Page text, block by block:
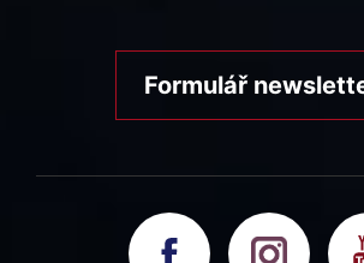
Formulář